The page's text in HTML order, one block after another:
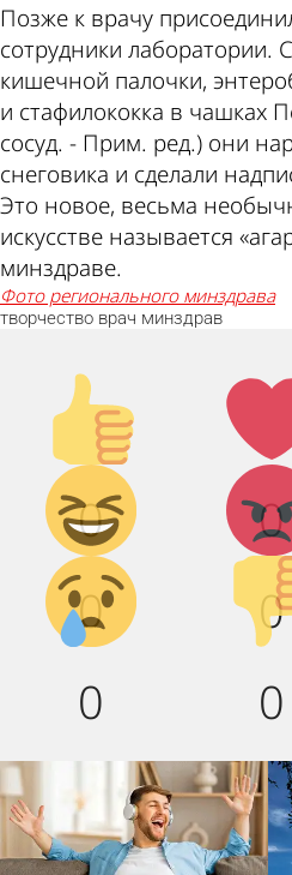
Позже к врачу
сотрудники лаборатории.
кишечной палочки,
и стафилококка в чашках
сосуд. - Прим. ред.) они
снеговика и сделали
Это новое, весьма
искусстве называется
минздраве.
фото регионального минздрава
творчество врач минздрав
Палец
вверх!
0
Лайк!
0
Дикий
смех!
0 0
Грусть :(
0
Палец
вниз!
0